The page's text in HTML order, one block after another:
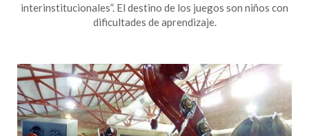
interinstitucionales”. El destino de los juegos son niños con
dificultades de aprendizaje.